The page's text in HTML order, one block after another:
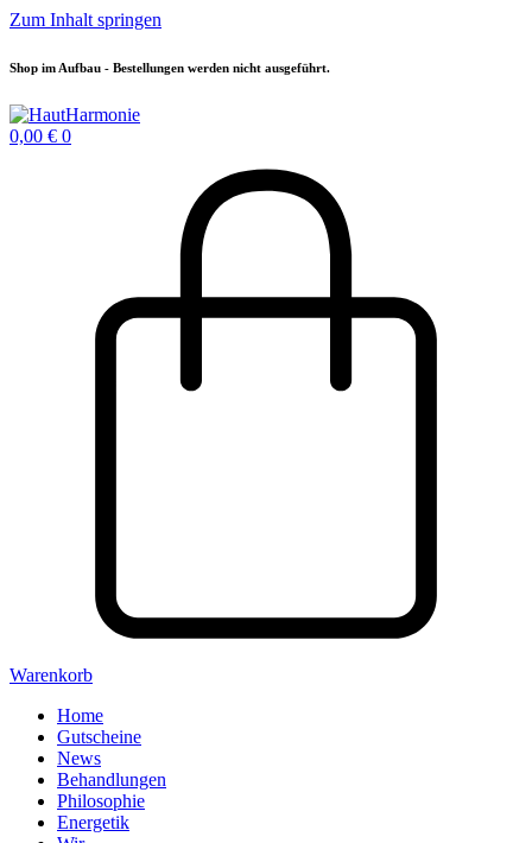
Zum Inhalt springen
Shop im Aufbau - Bestellungen werden nicht ausgeführt.
0,00 € 0
Warenkorb
Home
Gutscheine
News
Behandlungen
Philosophie
Energetik